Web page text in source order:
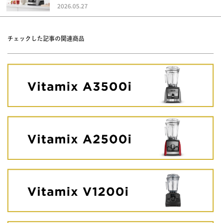
2026.05.27
チェックした記事の関連商品